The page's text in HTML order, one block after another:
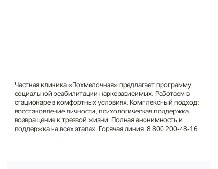
Цены
О нас
Контакты
Частная клиника «Похмелочная» предлагает программу
социальной реабилитации наркозависимых. Работаем в
стационаре в комфортных условиях. Комплексный подход:
восстановление личности, психологическая поддержка,
возвращение к трезвой жизни. Полная анонимность и
поддержка на всех этапах. Горячая линия: 8 800 200-48-16